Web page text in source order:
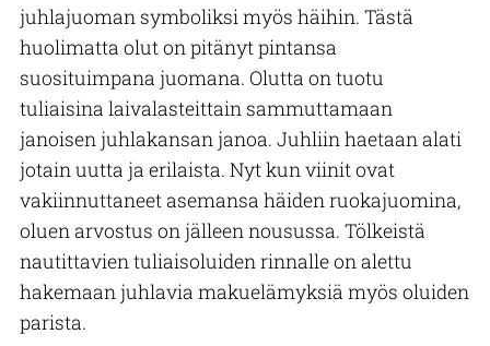
juhlajuoman symboliksi myös häihin. Tästä
huolimatta olut on pitänyt pintansa
suosituimpana juomana. Olutta on tuotu
tuliaisina laivalasteittain sammuttamaan
janoisen juhlakansan janoa. Juhliin haetaan alati
jotain uutta ja erilaista. Nyt kun viinit ovat
vakiinnuttaneet asemansa häiden ruokajuomina,
oluen arvostus on jälleen nousussa. Tölkeistä
nautittavien tuliaisoluiden rinnalle on alettu
hakemaan juhlavia makuelämyksiä myös oluiden
parista.